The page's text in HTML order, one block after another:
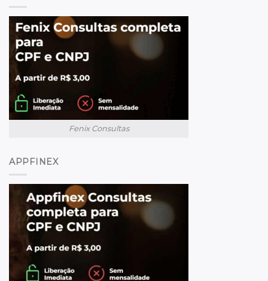
Fenix Consultas
APPFINEX